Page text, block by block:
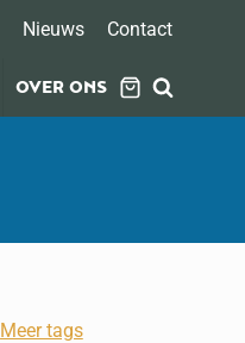
Nieuws Contact
OVER ONS
Meer tags